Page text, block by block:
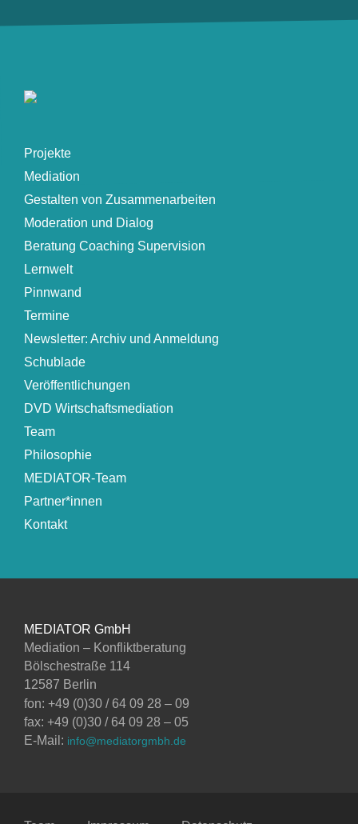
Projekte
Mediation
Gestalten von Zusammenarbeiten
Moderation und Dialog
Beratung Coaching Supervision
Lernwelt
Pinnwand
Termine
Newsletter: Archiv und Anmeldung
Schublade
Veröffentlichungen
DVD Wirtschaftsmediation
Team
Philosophie
MEDIATOR-Team
Partner*innen
Kontakt
MEDIATOR GmbH
Mediation – Konfliktberatung
Bölschestraße 114
12587 Berlin
fon: +49 (0)30 / 64 09 28 – 09
fax: +49 (0)30 / 64 09 28 – 05
E-Mail: info@mediatorgmbh.de